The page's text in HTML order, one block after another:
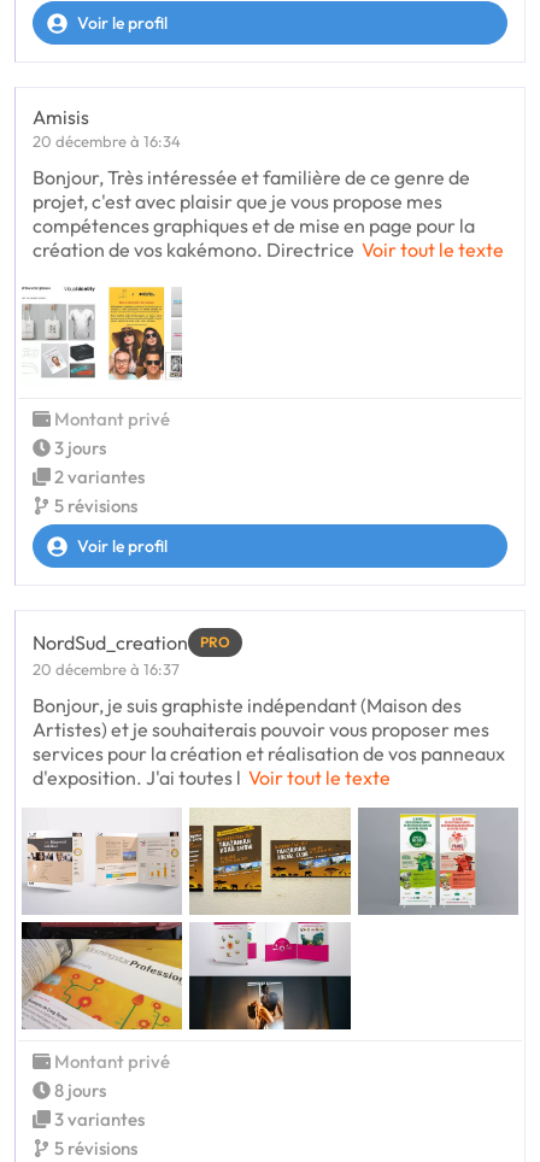
Voir le profil
Amisis
20 décembre à 16:34
Bonjour, Très intéressée et familière de ce genre de
projet, c'est avec plaisir que je vous propose mes
compétences graphiques et de mise en page pour la
création de vos kakémono. Directrice Voir tout le texte
Montant privé
3 jours
2 variantes
5 révisions
Voir le profil
NordSud_creation PRO
20 décembre à 16:37
Bonjour, je suis graphiste indépendant (Maison des
Artistes) et je souhaiterais pouvoir vous proposer mes
services pour la création et réalisation de vos panneaux
d'exposition. J'ai toutes l Voir tout le texte
Montant privé
8 jours
3 variantes
5 révisions